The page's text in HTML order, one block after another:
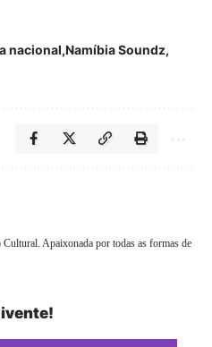
nacional Namíbia Soundz
Apaixonada por todas as formas de